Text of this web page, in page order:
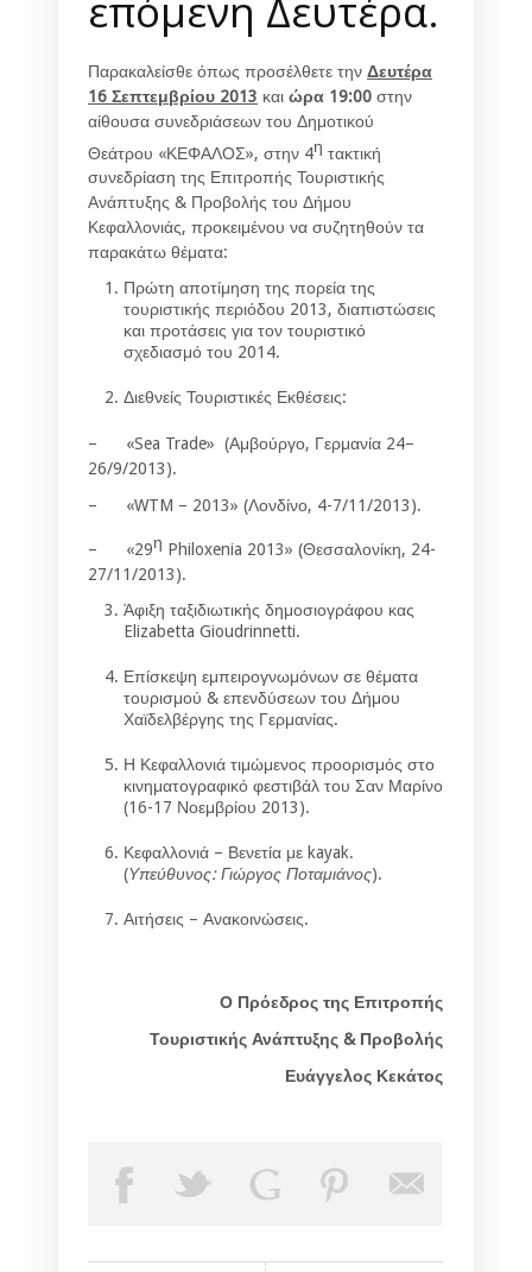
Παρακαλείσθε όπως προσέλθετε την Δευτέρα
16 Σεπτεμβρίου 2013 και ώρα 19:00 στην
αίθουσα συνεδριάσεων του Δημοτικού
Θεάτρου «ΚΕΦΑΛΟΣ», στην 4η τακτική
συνεδρίαση της Επιτροπής Τουριστικής
Ανάπτυξης & Προβολής του Δήμου
Κεφαλλονιάς, προκειμένου να συζητηθούν τα
παρακάτω θέματα:
Πρώτη αποτίμηση της πορεία της
τουριστικής περιόδου 2013, διαπιστώσεις
και προτάσεις για τον τουριστικό
σχεδιασμό του 2014.
Διεθνείς Τουριστικές Εκθέσεις:
– «Sea Trade» (Αμβούργο, Γερμανία 24–
26/9/2013).
– «WTM – 2013» (Λονδίνο, 4-7/11/2013).
– «29η Philoxenia 2013» (Θεσσαλονίκη, 24-
27/11/2013).
Άφιξη ταξιδιωτικής δημοσιογράφου κας
Elizabetta Gioudrinnetti.
Επίσκεψη εμπειρογνωμόνων σε θέματα
τουρισμού & επενδύσεων του Δήμου
Χαϊδελβέργης της Γερμανίας.
Η Κεφαλλονιά τιμώμενος προορισμός στο
κινηματογραφικό φεστιβάλ του Σαν Μαρίνο
(16-17 Νοεμβρίου 2013).
Κεφαλλονιά – Βενετία με kayak.
(Υπεύθυνος: Γιώργος Ποταμιάνος).
Αιτήσεις – Ανακοινώσεις.
Ο Πρόεδρος της Επιτροπής
Τουριστικής Ανάπτυξης & Προβολής
Ευάγγελος Κεκάτος